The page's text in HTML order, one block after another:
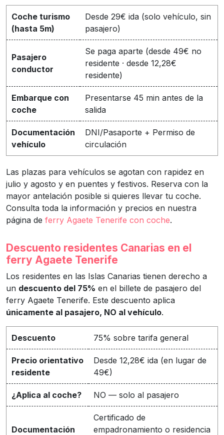
Coche turismo
(hasta 5m)
Desde 29€ ida (solo vehículo, sin
pasajero)
Pasajero
conductor
Se paga aparte (desde 49€ no
residente · desde 12,28€
residente)
Embarque con
coche
Presentarse 45 min antes de la
salida
Documentación
vehículo
DNI/Pasaporte + Permiso de
circulación
Las plazas para vehículos se agotan con rapidez en
julio y agosto y en puentes y festivos. Reserva con la
mayor antelación posible si quieres llevar tu coche.
Consulta toda la información y precios en nuestra
página de ferry Agaete Tenerife con coche.
Descuento residentes Canarias en el
ferry Agaete Tenerife
Los residentes en las Islas Canarias tienen derecho a
un descuento del 75% en el billete de pasajero del
ferry Agaete Tenerife. Este descuento aplica
únicamente al pasajero, NO al vehículo.
Descuento 75% sobre tarifa general
Precio orientativo
residente
Desde 12,28€ ida (en lugar de
49€)
¿Aplica al coche? NO — solo al pasajero
Documentación
Certificado de
empadronamiento o residencia